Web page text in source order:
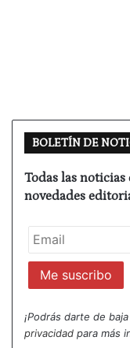
BOLETÍN DE
Todas las noticias
novedades
¡Podrás darte de
privacidad para más